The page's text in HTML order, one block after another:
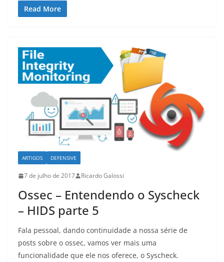
Read More
ARTIGOS DEFENSIVE
7 de julho de 2017 Ricardo Galossi
Ossec – Entendendo o Syscheck
– HIDS parte 5
Fala pessoal, dando continuidade a nossa série de
posts sobre o ossec, vamos ver mais uma
funcionalidade que ele nos oferece, o Syscheck.